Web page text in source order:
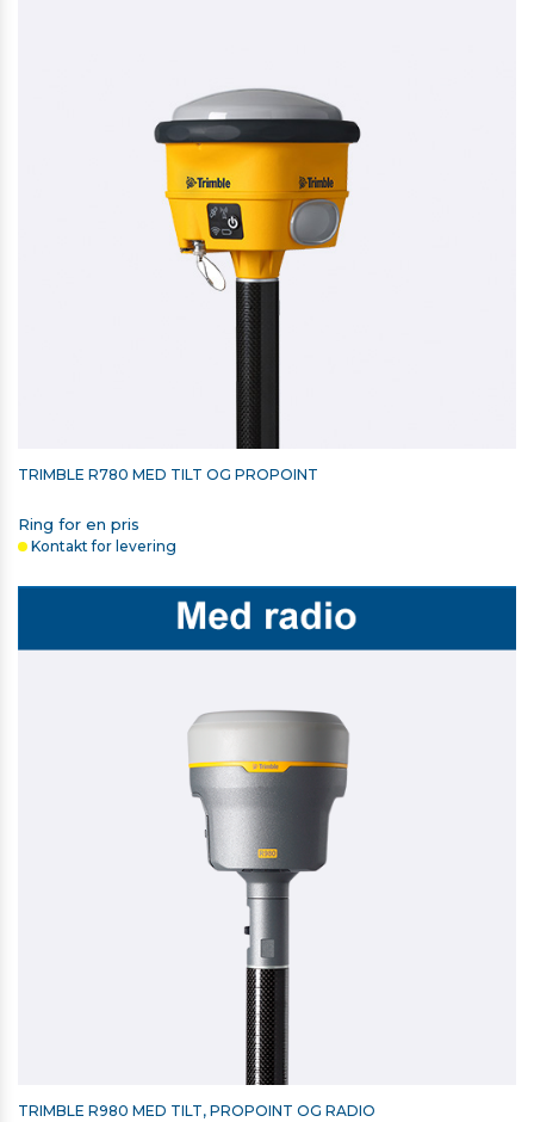
TSC510/T110/TSC710 - 65W USB TYPE C LADER
375,00 kr. ekskl. moms
OPLADER OG SYNKRONISERINGSKABEL TIL
TSC510/T110/TSC710
128,00 kr. ekskl. moms
TRIMBLE R780 MED TILT OG PROPOINT
Ring for en pris
Kontakt for levering
TRIMBLE R980 MED TILT, PROPOINT OG RADIO